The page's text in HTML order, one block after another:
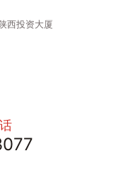
西投资大厦